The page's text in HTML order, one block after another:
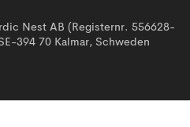
Nest AB (Registernr. 556628-
394 70 Kalmar, Schweden